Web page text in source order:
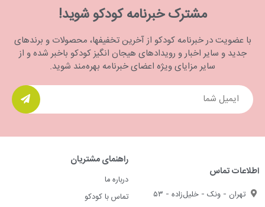
مشترک خبرنامه کودکو شوید!
با عضویت در خبرنامه کودکو از آخرین تخفیفها، محصولات و برندهای
جدید و سایر اخبار و رویدادهای هیجان انگیز کودکو باخبر شده و از
سایر مزایای ویژه اعضای خبرنامه بهره‌مند شوید.
اطلاعات تماس
تهران - ونک - خلیل‌زاده - ۵۳
راهنمای مشتریان
درباره ما
تماس با کودکو